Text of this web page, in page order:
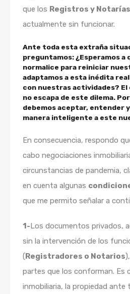
que los Registros y Notarías
actualmente sin funcionar.
Ante toda esta extraña
preguntamos: ¿Esperamos a
normalice para reiniciar
adaptamos a esta inédita
con nuestras actividades? El
no escapa de este dilema.
debemos aceptar, entender
manera inteligente a este
En consecuencia, respondo
cabo negociaciones
circunstancias de pandemia,
en cuenta algunas
que me permito señalar a
1-Los documentos privados,
sin la intervención de los
(Registradores o Notarios
partes que los conforman. Es
inmobiliaria, la propiedad ante